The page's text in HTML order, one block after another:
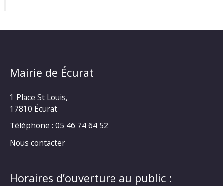
Mairie de Écurat
1 Place St Louis,
17810 Écurat
Téléphone : 05 46 74 64 52
Nous contacter
Horaires d’ouverture au public :